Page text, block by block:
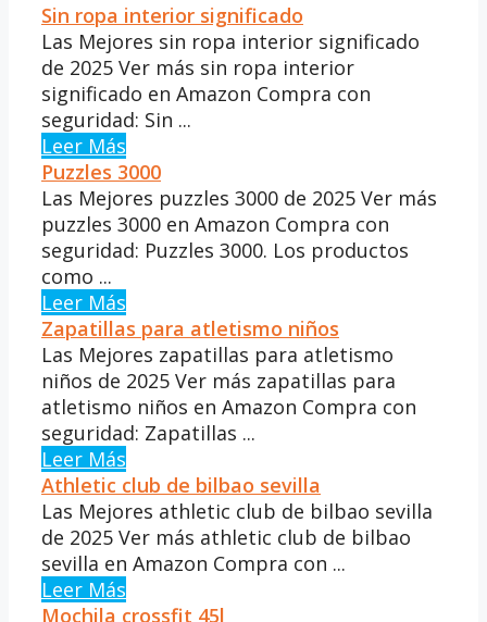
Sin ropa interior significado
Las Mejores sin ropa interior significado
de 2025 Ver más sin ropa interior
significado en Amazon Compra con
seguridad: Sin ...
Leer Más
Puzzles 3000
Las Mejores puzzles 3000 de 2025 Ver más
puzzles 3000 en Amazon Compra con
seguridad: Puzzles 3000. Los productos
como ...
Leer Más
Zapatillas para atletismo niños
Las Mejores zapatillas para atletismo
niños de 2025 Ver más zapatillas para
atletismo niños en Amazon Compra con
seguridad: Zapatillas ...
Leer Más
Athletic club de bilbao sevilla
Las Mejores athletic club de bilbao sevilla
de 2025 Ver más athletic club de bilbao
sevilla en Amazon Compra con ...
Leer Más
Mochila crossfit 45l